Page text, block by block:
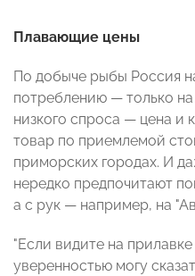
Плавающие цены
По добыче рыбы Россия
потреблению — только
низкого спроса — цена и
товар по приемлемой
приморских городах. И
нередко предпочитают
а с рук — например, на
"Если видите на
уверенностью могу